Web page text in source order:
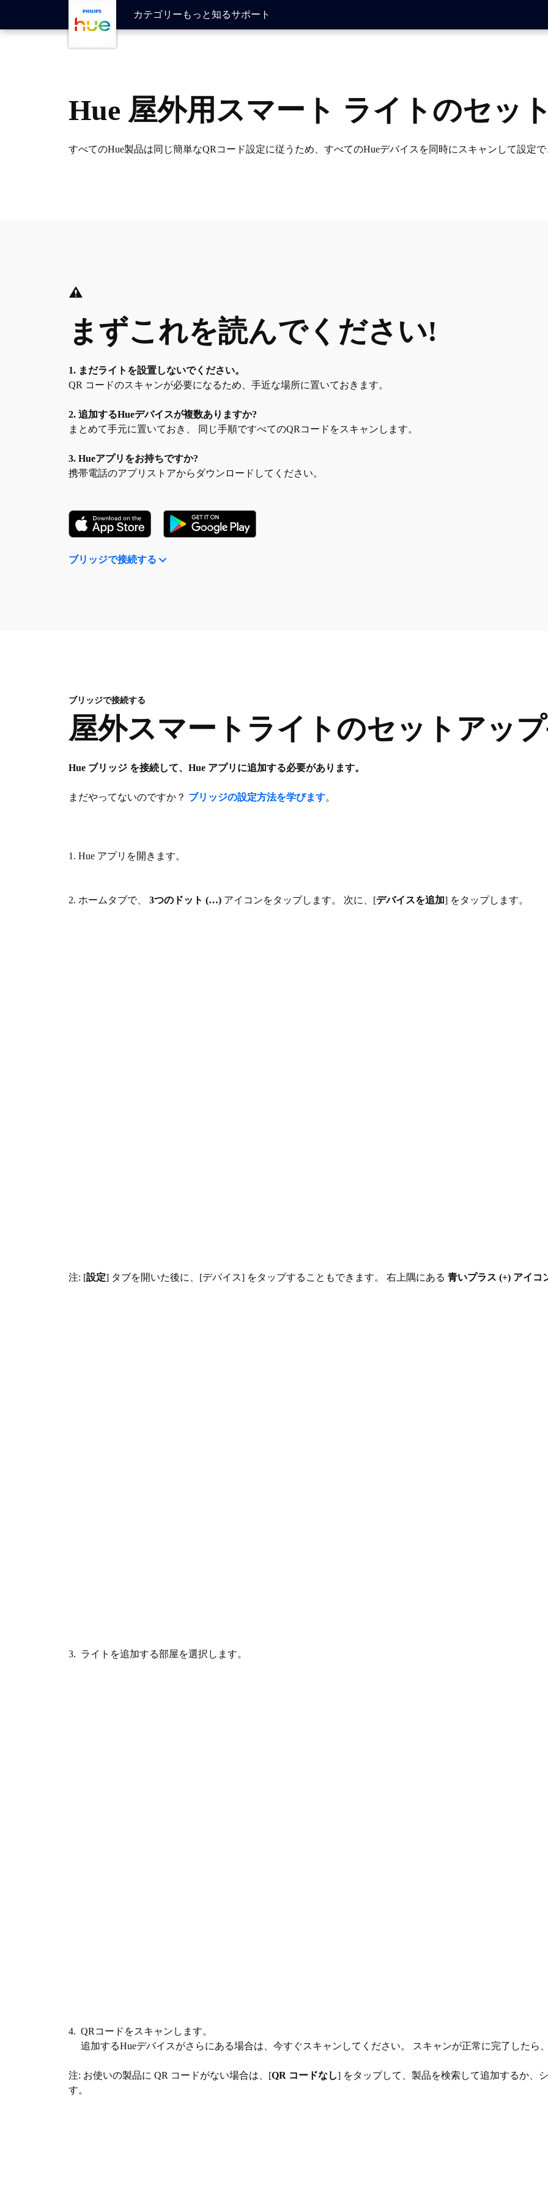
カテゴリー もっと知るサポート
Hue 屋外用スマート ライトのセッ
すべてのHue製品は同じ簡単なQRコード設定に従うため、すべてのHueデバイスを同時にスキャンして設定
まずこれを読んでください!
1. まだライトを設置しないでください。
QR コードのスキャンが必要になるため、手近な場所に置いておきます。
2. 追加するHueデバイスが複数ありますか?
まとめて手元に置いておき、 同じ手順ですべてのQRコードをスキャンします。
3. Hueアプリをお持ちですか?
携帯電話のアプリストアからダウンロードしてください。
ブリッジで接続する
ブリッジで接続する
屋外スマートライトのセットアッ
Hue ブリッジ を接続して、Hue アプリに追加する必要があります。
まだやってないのですか？ ブリッジの設定方法を学びます。
1. Hue アプリを開きます。
2. ホームタブで、3つのドット (…) アイコンをタップします。 次に、[デバイスを追加] をタップします。
注: [設定] タブを開いた後に、[デバイス] をタップすることもできます。 右上隅にある青いプラス (+) アイコ
3. ライトを追加する部屋を選択します。
4. QRコードをスキャンします。
追加するHueデバイスがさらにある場合は、今すぐスキャンしてください。 スキャンが正常に完了したら
注: お使いの製品に QR コードがない場合は、[QR コードなし] をタップして、製品を検索して追加するか、
す。